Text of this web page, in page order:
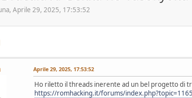
Aprile 29, 2025, 17:53:52
Aprile 29, 2025, 17:53:52
Ho riletto il threads inerente ad un bel progetto di
https://romhacking.it/forums/